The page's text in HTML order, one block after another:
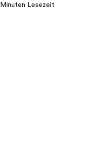
Minuten Lesezeit